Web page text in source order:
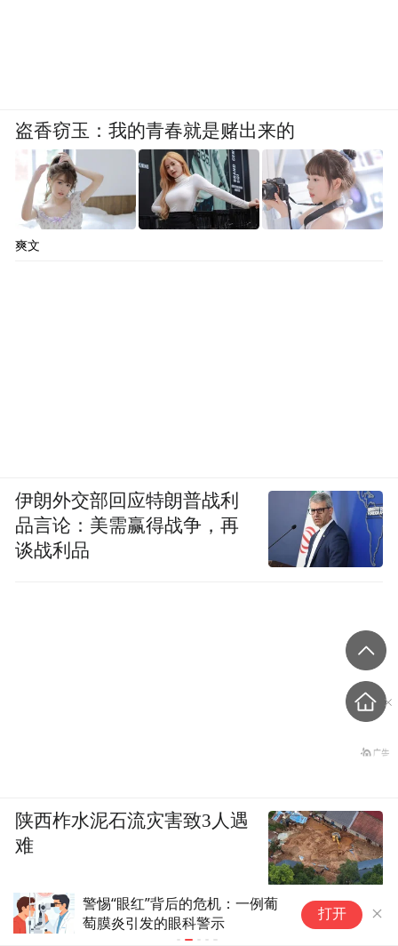
老人身上起疱钻心痛！中西医联
手“双管齐下”解烦忧
打开
盗香窃玉：我的青春就是赌出来的
爽文
伊朗外交部回应特朗普战利
品言论：美需赢得战争，再
谈战利品
陕西柞水泥石流灾害致3人遇
难